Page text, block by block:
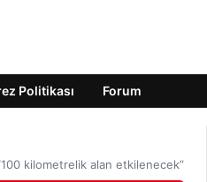
Politikası Forum
kilometrelik alan etkilenecek”